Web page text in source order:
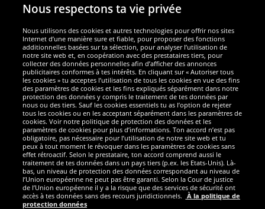
Sécurité
Nous sommes excellents
Réseaux sociaux
Nous respectons ta vie privée
Nous utilisons des cookies et autres technologies pour offrir nos sites
Internet d’une manière sure et fiable, pour proposer des fonctions
additionnelles basées sur ta sélection, pour analyser l’utilisation de
notre site web et, en coopération avec des prestataires tiers, pour
collecter des données personnelles afin d’afficher des annonces
publicitaires conformes à tes intérêts. En cliquant sur « Autoriser tous
les cookies » tu acceptes l’utilisation de tous les cookies en vue des fins
des paramètres de cookies et les fins expliqués séparément dans notre
protection des données y compris le traitement de tes données par
nous ou des tiers. Sauf les cookies essentiels tu as l’option de rejeter
tous les cookies ou en les acceptant séparément dans les paramètres de
cookies. Voir notre politique de protection des données et les
paramètres de cookies pour plus d’informations. Ton accord n’est pas
obligatoire, pas nécessaire pour l’utilisation de notre site web et tu
peux à tout moment le révoquer dans les paramètres de cookies sans
effet rétroactif. Selon le prestataire, ton accord comprend aussi le
traitement de tes données dans un pays tiers (p.ex. les Etats-Unis). Là-
bas, un niveau de protection des données correspondant au niveau de
l’Union européenne ne peut pas être garanti. Selon la Cour de justice
de l’Union européenne il y a la risque que des services de sécurité ont
accès à tes données sans des recours juridictionnels. À la politique de
protection données